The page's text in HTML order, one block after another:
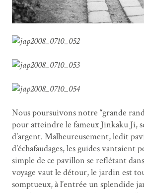
Nous poursuivons notre “grande
pour atteindre le fameux Jinkaku Ji,
d’argent. Malheureusement, ledit
d’échafaudages, les guides vantaient
simple de ce pavillon se reflétant
voyage vaut le détour, le jardin est
somptueux, à l’entrée un splendide